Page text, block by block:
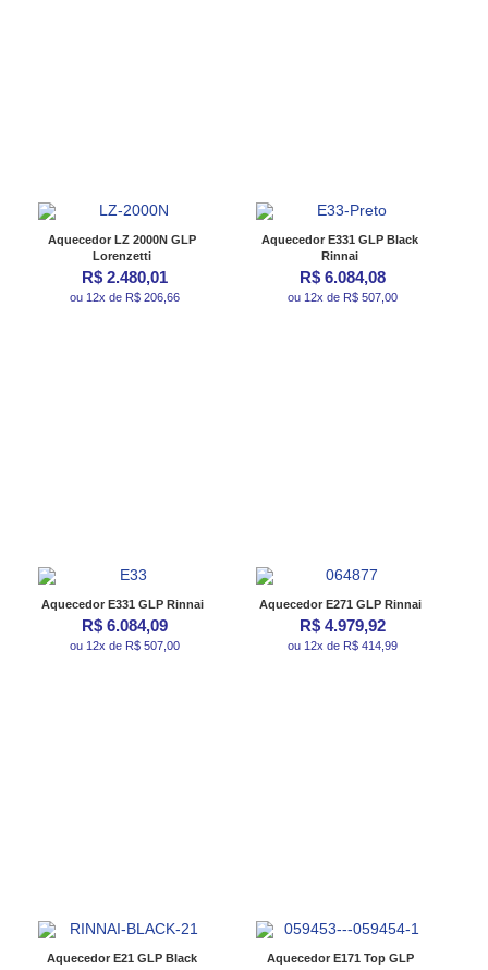
Aquecedor LZ 2000N GLP
Lorenzetti
R$ 2.480,01
ou 12x de R$ 206,66
Aquecedor E331 GLP Black
Rinnai
R$ 6.084,08
ou 12x de R$ 507,00
Aquecedor E331 GLP Rinnai
R$ 6.084,09
ou 12x de R$ 507,00
Aquecedor E271 GLP Rinnai
R$ 4.979,92
ou 12x de R$ 414,99
Aquecedor E21 GLP Black
Aquecedor E171 Top GLP